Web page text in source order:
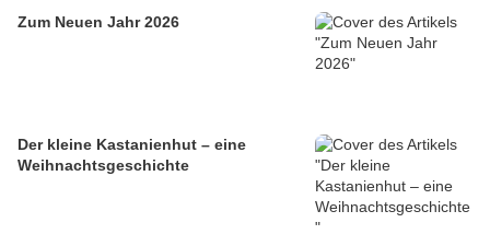
Zum Neuen Jahr 2026
Der kleine Kastanienhut – eine
Weihnachtsgeschichte